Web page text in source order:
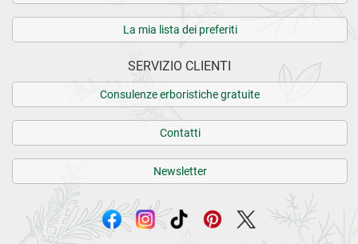
La mia lista dei preferiti
SERVIZIO CLIENTI
Consulenze erboristiche gratuite
Contatti
Newsletter